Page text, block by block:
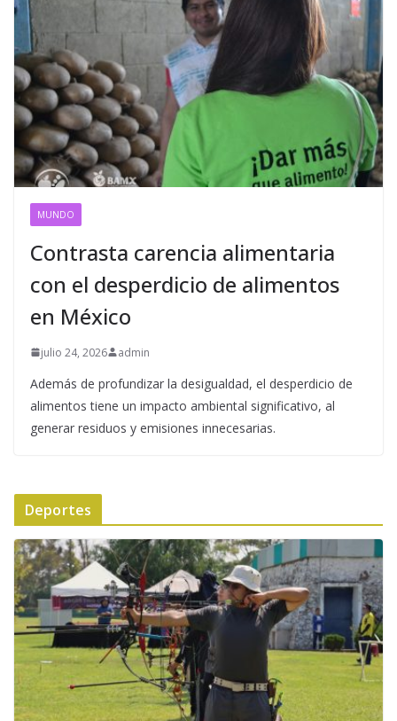
MUNDO
Contrasta carencia alimentaria
con el desperdicio de alimentos
en México
julio 24, 2026 admin
Además de profundizar la desigualdad, el desperdicio de
alimentos tiene un impacto ambiental significativo, al
generar residuos y emisiones innecesarias.
Deportes